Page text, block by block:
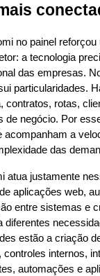
no painel
a tecnologia
das empresas.
particularidades.
contratos, rotas,
de negócio. Por
acompanham a
das
atua justamente
aplicações web,
entre sistemas e
diferentes
estão a criação
controles internos,
automações e